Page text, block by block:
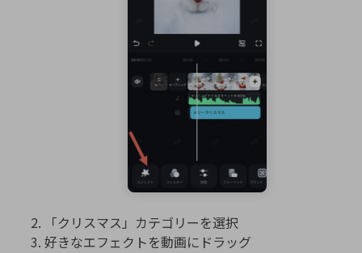
「クリスマス」カテゴリーを選択
好きなエフェクトを動画にドラッグ